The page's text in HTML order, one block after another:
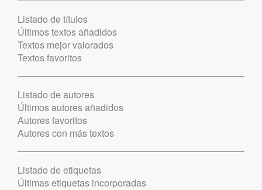
Listado de títulos
Últimos textos añadidos
Textos mejor valorados
Textos favoritos
Listado de autores
Últimos autores añadidos
Autores favoritos
Autores con más textos
Listado de etiquetas
Últimas etiquetas incorporadas